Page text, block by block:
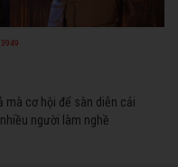
3949
mà cơ hội để sàn diễn cải
người làm nghề